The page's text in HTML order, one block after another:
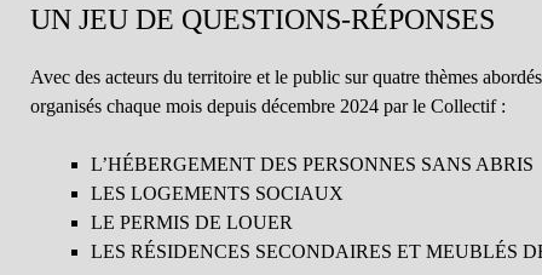
UN JEU DE QUESTIONS-RÉPONSES
Avec des acteurs du territoire et le public sur quatre thèmes
organisés chaque mois depuis décembre 2024 par le Collectif :
L’HÉBERGEMENT DES PERSONNES SANS ABRIS
LES LOGEMENTS SOCIAUX
LE PERMIS DE LOUER
LES RÉSIDENCES SECONDAIRES ET MEUBLÉS